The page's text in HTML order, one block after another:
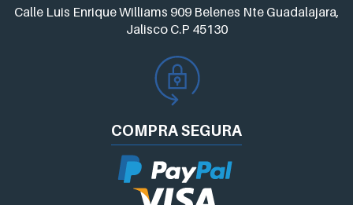
Calle Luis Enrique Williams 909 Belenes Nte Guadalajara,
Jalisco C.P 45130
COMPRASEGURA